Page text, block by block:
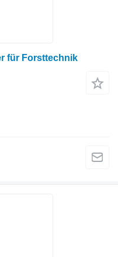
für Forsttechnik